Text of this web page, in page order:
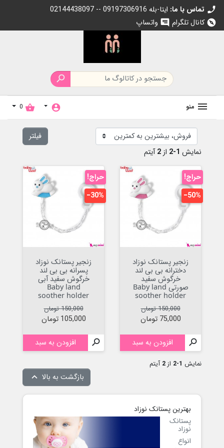
call تماس با ما: 02144438097 -- 09197306916 ایتا-بله
explore کانال تلگرام chat واتساپ

منو account_circle
shopping_basket
0
فیلتر
نمایش 1-2 از2آیتم
زنجیر پستانک نوزاد
دخترانه بی بی لند
خرگوش سفید
صورتی Baby land
soother holder
قیمت عادی
150,000 تومان
قیمت
75,000 تومان
 افزودن به سبد
حراج!
‎−50%
زنجیر پستانک نوزاد
پسرانه بی بی لند
خرگوش سفید آبی
Baby land
soother holder
قیمت عادی
150,000 تومان
قیمت
105,000 تومان
 افزودن به سبد
حراج!
‎−30%
نمایش 1-2 از2 آیتم
بازگشت به بالا 
بهترین پستانک نوزاد
پستانک
نوزاد
انواع